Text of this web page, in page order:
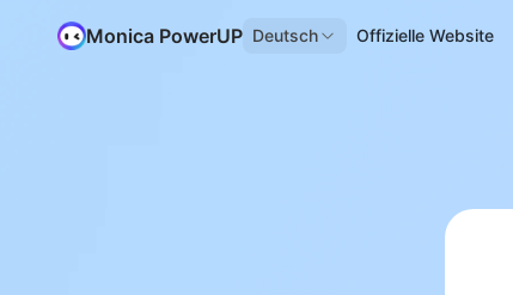
Monica PowerUP Deutsch Offizielle Website